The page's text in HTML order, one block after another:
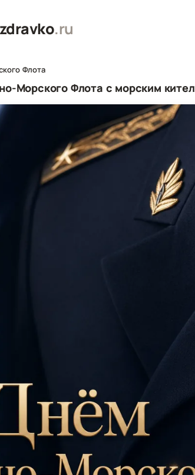
.ru
Флота
Морского Флота с морским